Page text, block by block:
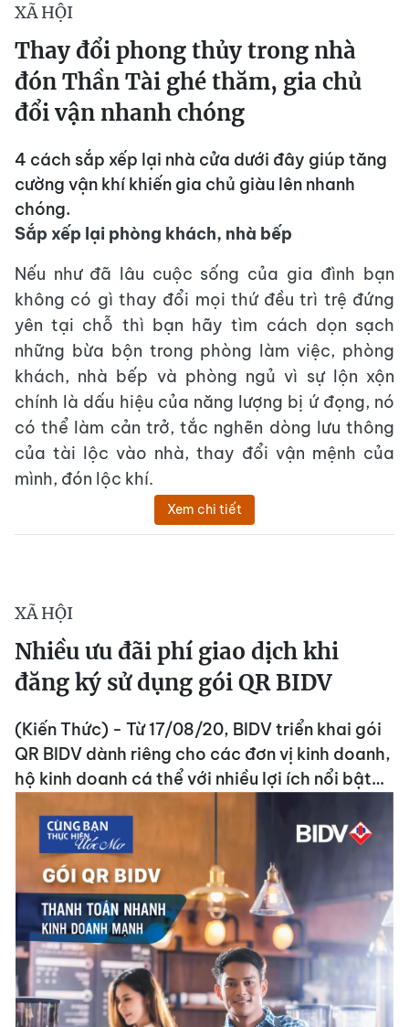
XÃ HỘI
Thay đổi phong thủy trong nhà
đón Thần Tài ghé thăm, gia chủ
đổi vận nhanh chóng
4 cách sắp xếp lại nhà cửa dưới đây giúp tăng
cường vận khí khiến gia chủ giàu lên nhanh
chóng.
Sắp xếp lại phòng khách, nhà bếp
Nếu như đã lâu cuộc sống của gia đình bạn
không có gì thay đổi mọi thứ đều trì trệ đứng
yên tại chỗ thì bạn hãy tìm cách dọn sạch
những bừa bộn trong phòng làm việc, phòng
khách, nhà bếp và phòng ngủ vì sự lộn xộn
chính là dấu hiệu của năng lượng bị ứ đọng, nó
có thể làm cản trở, tắc nghẽn dòng lưu thông
của tài lộc vào nhà, thay đổi vận mệnh của
mình, đón lộc khí.
Xem chi tiết
XÃ HỘI
Nhiều ưu đãi phí giao dịch khi
đăng ký sử dụng gói QR BIDV
(Kiến Thức) - Từ 17/08/20, BIDV triển khai gói
QR BIDV dành riêng cho các đơn vị kinh doanh,
hộ kinh doanh cá thể với nhiều lợi ích nổi bật…